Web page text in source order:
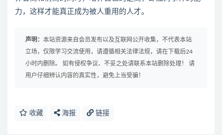
力，这样才能真正成为被人重用的人才。
声明： 本站资源来自会员发布以及互联网公开收集，不代表本站
立场，仅限学习交流使用，请遵循相关法律法规，请在下载后24
小时内删除。 如有侵权争议、不妥之处请联系本站删除处理！ 请
用户仔细辨认内容的真实性，避免上当受骗！
收藏 海报 链接